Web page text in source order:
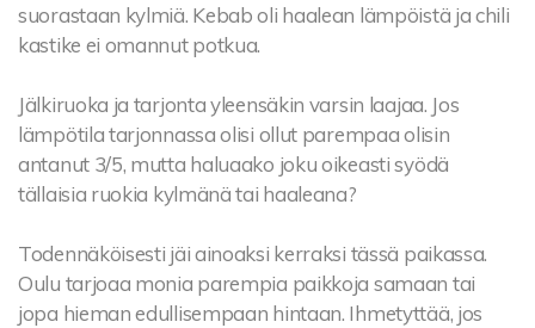
suorastaan kylmiä. Kebab oli haalean lämpöistä ja chili
kastike ei omannut potkua.
Jälkiruoka ja tarjonta yleensäkin varsin laajaa. Jos
lämpötila tarjonnassa olisi ollut parempaa olisin
antanut 3/5, mutta haluaako joku oikeasti syödä
tällaisia ruokia kylmänä tai haaleana?
Todennäköisesti jäi ainoaksi kerraksi tässä paikassa.
Oulu tarjoaa monia parempia paikkoja samaan tai
jopa hieman edullisempaan hintaan. Ihmetyttää, jos